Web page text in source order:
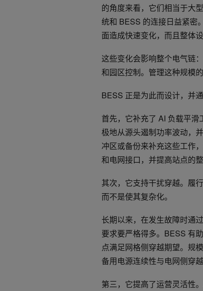
的角度来看，它们相当于大
统和 BESS 的连接日益紧密
面造成快速变化，而且整体
这些变化会影响整个电气链
和园区控制。管理这种规模
BESS 正是为此而设计，并
首先，它补充了 AI 负载平
极地从源头遏制功率波动，
冲区或备份来补充这些工作
和电网接口，并提高站点的整
其次，它支持干扰穿越。履
而不是使其复杂化。
长期以来，在发生故障时通
要求要严格得多。BESS 有
点满足网格侧穿越期望。规
备用电源连续性与电网侧穿
第三，它提高了运营灵活性